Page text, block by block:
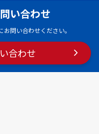
い合わせ
問い合わせください。
合わせ